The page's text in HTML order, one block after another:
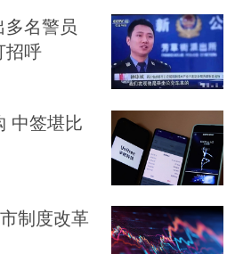
多名警员
招呼
中签堪比
制度改革